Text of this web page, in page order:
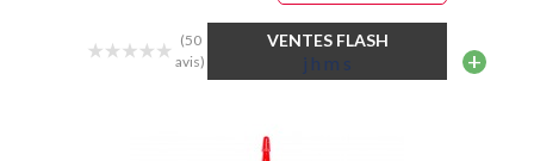
(50
avis)
VENTES FLASH
j h m s +